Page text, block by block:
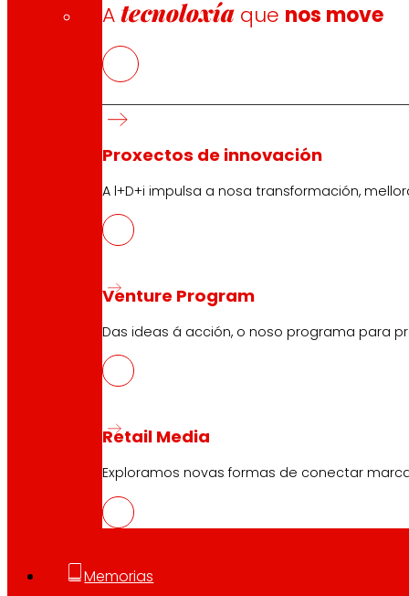
Atecnoloxía que nos move
Proxectos de innovación
A l+D+i impulsa a nosa transformación,
Venture Program
Das ideas á acción, o noso programa para
Retail Media
Exploramos novas formas de conectar
Memorias